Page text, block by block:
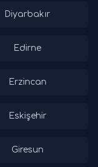
Diyarbakır
Edirne
Erzincan
Eskişehir
Giresun